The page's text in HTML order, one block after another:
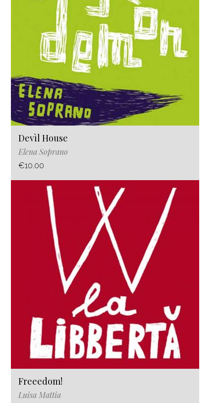
Devìl House
Elena Soprano
€10.00
Freeedom!
Luisa Mattia